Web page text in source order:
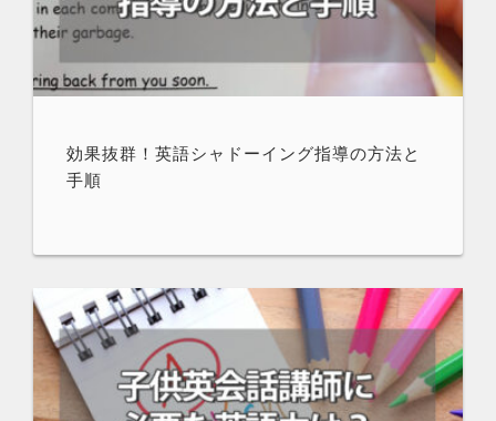
効果抜群！英語シャドーイング指導の方法と
手順